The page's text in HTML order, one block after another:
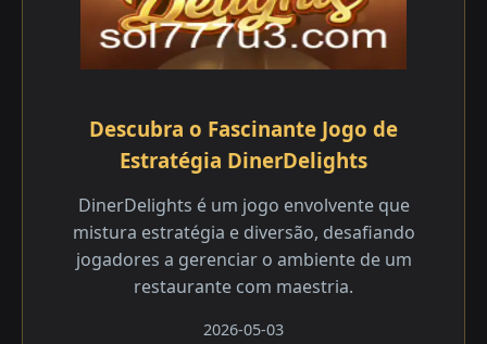
Descubra o Fascinante Jogo de
Estratégia DinerDelights
DinerDelights é um jogo envolvente que
mistura estratégia e diversão, desafiando
jogadores a gerenciar o ambiente de um
restaurante com maestria.
2026-05-03